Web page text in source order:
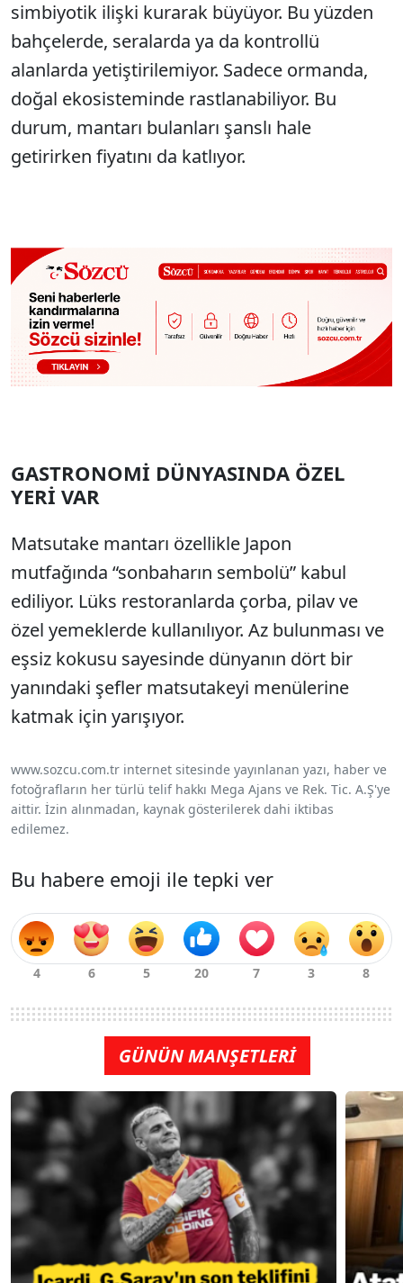
simbiyotik ilişki kurarak büyüyor. Bu yüzden
bahçelerde, seralarda ya da kontrollü
alanlarda yetiştirilemiyor. Sadece ormanda,
doğal ekosisteminde rastlanabiliyor. Bu
durum, mantarı bulanları şanslı hale
getirirken fiyatını da katlıyor.
GASTRONOMİ DÜNYASINDA ÖZEL
YERİ VAR
Matsutake mantarı özellikle Japon
mutfağında “sonbaharın sembolü” kabul
ediliyor. Lüks restoranlarda çorba, pilav ve
özel yemeklerde kullanılıyor. Az bulunması ve
eşsiz kokusu sayesinde dünyanın dört bir
yanındaki şefler matsutakeyi menülerine
katmak için yarışıyor.
www.sozcu.com.tr internet sitesinde yayınlanan yazı, haber ve
fotoğrafların her türlü telif hakkı Mega Ajans ve Rek. Tic. A.Ş'ye
aittir. İzin alınmadan, kaynak gösterilerek dahi iktibas
edilemez.
Bu habere emoji ile tepki ver
GÜNÜN MANŞETLERİ